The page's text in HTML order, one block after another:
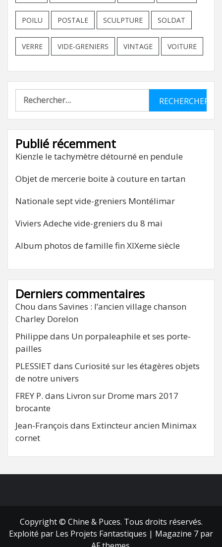
POILU POSTALE SCULPTURE SOLDAT
VERRE VIDE-GRENIERS VINTAGE VOITURE
Rechercher :
Publié récemment
Kienzle le tachymètre détourné en pendule
Objet de mercerie boite à couture en tartan
Nationale sept vide-greniers Montélimar
Viviers Adeche vide-greniers du 8 mai
Album photos de famille fin XIXeme siècle
Derniers commentaires
Chou dans Savines : l’ancien village chanson
Charley Dorelon
Philippe dans Un porpaleaphile et ses porte-
pailles
PLESSIET dans Curiosité sur les étagères objets
de notre univers
FREY P. dans Livron sur Drome mars 2017
brocante
Jean-François dans Extincteur ancien Minimax
cornet
Copyright © Chine & Puces. Tous droits réservés.
Exploité par Les Projets Fantastiques | Magazine 7 par